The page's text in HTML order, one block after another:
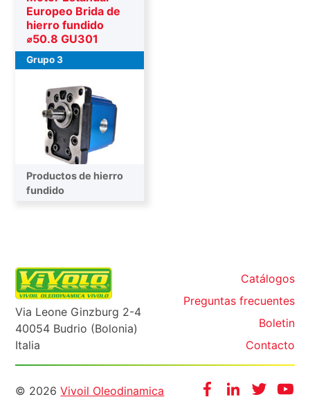
Europeo Brida de
hierro fundido
⌀50.8 GU301
Grupo 3
Productos de hierro
fundido
Via Leone Ginzburg 2-4
40054 Budrio (Bolonia)
Italia
Catálogos
Preguntas frecuentes
Boletin
Contacto
FacebookInstagram
Twitter
Informazioni
© 2026Vivoil Oleodinamica